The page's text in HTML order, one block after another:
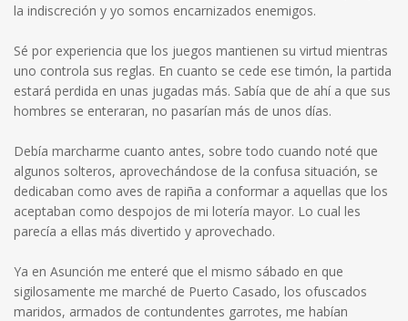
la indiscreción y yo somos encarnizados enemigos.
Sé por experiencia que los juegos mantienen su virtud mientras
uno controla sus reglas. En cuanto se cede ese timón, la partida
estará perdida en unas jugadas más. Sabía que de ahí a que sus
hombres se enteraran, no pasarían más de unos días.
Debía marcharme cuanto antes, sobre todo cuando noté que
algunos solteros, aprovechándose de la confusa situación, se
dedicaban como aves de rapiña a conformar a aquellas que los
aceptaban como despojos de mi lotería mayor. Lo cual les
parecía a ellas más divertido y aprovechado.
Ya en Asunción me enteré que el mismo sábado en que
sigilosamente me marché de Puerto Casado, los ofuscados
maridos, armados de contundentes garrotes, me habían